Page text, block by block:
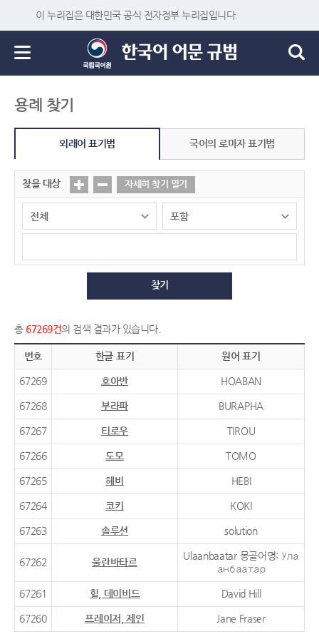
이 누리집은 대한민국 공식 전자정부 누리집입니다.
용례 찾기
외래어 표기법 국어의 로마자 표기법
찾을 대상 자세히 찾기 열기
찾기
총 67269건의 검색 결과가 있습니다.
번호 한글 표기 원어 표기
67269 호아반 HOABAN
67268 부라파 BURAPHA
67267 티로우 TIROU
67266 도모 TOMO
67265 헤비 HEBI
67264 코키 KOKI
67263 솔루션 solution
67262 울란바타르
Ulaanbaatar 몽골어명: Ула
анбаатар
67261 힐, 데이비드 David Hill
67260 프레이저, 제인 Jane Fraser